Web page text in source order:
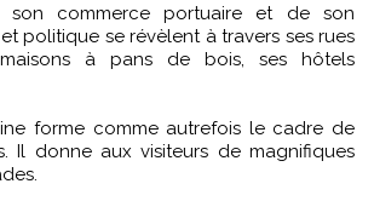
son commerce portuaire et de son
politique se révèlent à travers ses rues
à pans de bois, ses hôtels
forme comme autrefois le cadre de
Il donne aux visiteurs de magnifiques